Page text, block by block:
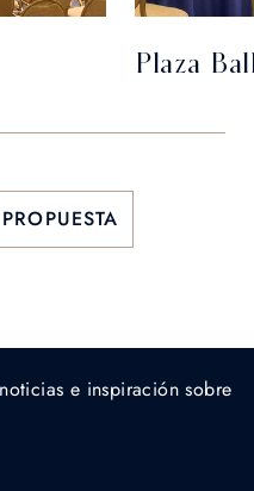
Plaza
e inspiración sobre